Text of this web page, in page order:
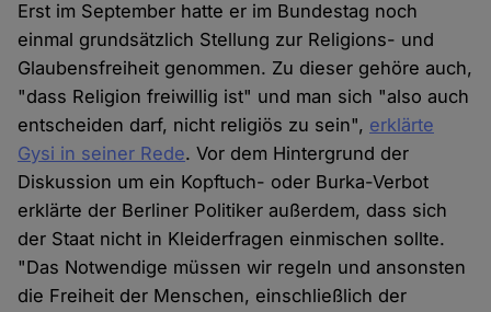
Erst im September hatte er im Bundestag noch
einmal grundsätzlich Stellung zur Religions- und
Glaubensfreiheit genommen. Zu dieser gehöre auch,
"dass Religion freiwillig ist" und man sich "also auch
entscheiden darf, nicht religiös zu sein", erklärte
Gysi in seiner Rede. Vor dem Hintergrund der
Diskussion um ein Kopftuch- oder Burka-Verbot
erklärte der Berliner Politiker außerdem, dass sich
der Staat nicht in Kleiderfragen einmischen sollte.
"Das Notwendige müssen wir regeln und ansonsten
die Freiheit der Menschen, einschließlich der